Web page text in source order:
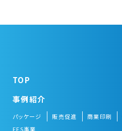
TOP
事例紹介
パッケージ 販売促進 商業印刷
FFS事業